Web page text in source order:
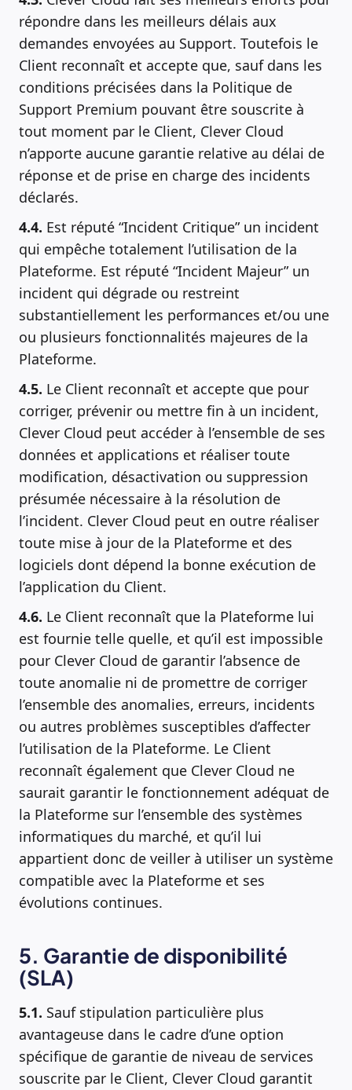
répondre dans les meilleurs délais aux
demandes envoyées au Support. Toutefois le
Client reconnaît et accepte que, sauf dans les
conditions précisées dans la Politique de
Support Premium pouvant être souscrite à
tout moment par le Client, Clever Cloud
n’apporte aucune garantie relative au délai de
réponse et de prise en charge des incidents
déclarés.
4.4. Est réputé “Incident Critique” un incident
qui empêche totalement l’utilisation de la
Plateforme. Est réputé “Incident Majeur” un
incident qui dégrade ou restreint
substantiellement les performances et/ou une
ou plusieurs fonctionnalités majeures de la
Plateforme.
4.5. Le Client reconnaît et accepte que pour
corriger, prévenir ou mettre fin à un incident,
Clever Cloud peut accéder à l’ensemble de ses
données et applications et réaliser toute
modification, désactivation ou suppression
présumée nécessaire à la résolution de
l’incident. Clever Cloud peut en outre réaliser
toute mise à jour de la Plateforme et des
logiciels dont dépend la bonne exécution de
l’application du Client.
4.6. Le Client reconnaît que la Plateforme lui
est fournie telle quelle, et qu’il est impossible
pour Clever Cloud de garantir l’absence de
toute anomalie ni de promettre de corriger
l’ensemble des anomalies, erreurs, incidents
ou autres problèmes susceptibles d’affecter
l’utilisation de la Plateforme. Le Client
reconnaît également que Clever Cloud ne
saurait garantir le fonctionnement adéquat de
la Plateforme sur l’ensemble des systèmes
informatiques du marché, et qu’il lui
appartient donc de veiller à utiliser un système
compatible avec la Plateforme et ses
évolutions continues.
5. Garantie de disponibilité
(SLA)
5.1. Sauf stipulation particulière plus
avantageuse dans le cadre d’une option
spécifique de garantie de niveau de services
souscrite par le Client, Clever Cloud garantit